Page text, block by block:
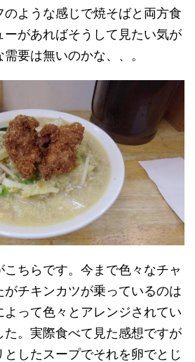
ような感じで焼そばと両方食
があればそうして見たい気が
要は無いのかな、、。
ちらです。今まで色々なチャ
がチキンカツが乗っているのは
って色々とアレンジされてい
た。実際食べて見た感想ですが
したスープでそれを卵でとじ